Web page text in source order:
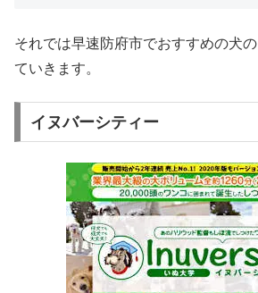
それでは早速防府市でおすすめの犬
ていきます。
イヌバーシティー